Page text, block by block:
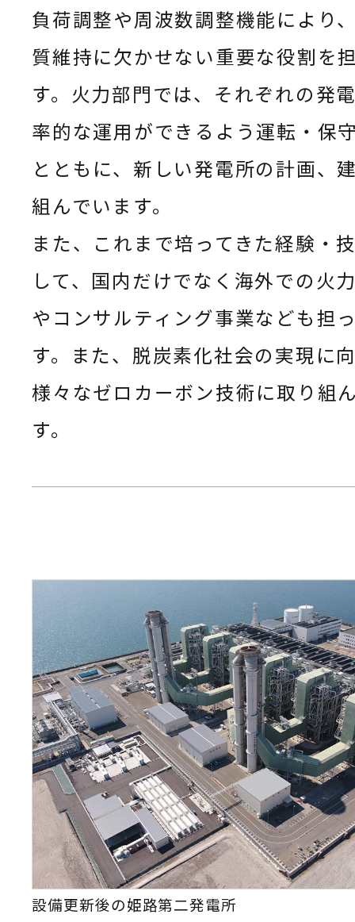
負荷調整や周波数調整機能により
質維持に欠かせない重要な役割を
す。火力部門では、それぞれの発
率的な運用ができるよう運転・保
とともに、新しい発電所の計画、
組んでいます。
また、これまで培ってきた経験・
して、国内だけでなく海外での火
やコンサルティング事業なども担
す。また、脱炭素化社会の実現に
様々なゼロカーボン技術に取り組
す。
設備更新後の姫路第二発電所